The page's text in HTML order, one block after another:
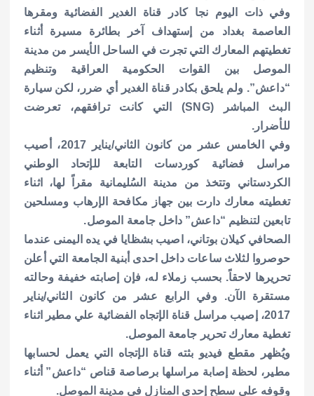
وفي ذات اليوم نجا كادر قناة الغدير الفضائية ومقرها
العاصمة بغداد من إستهداف آخر بطائرة مسيرة أثناء
تغطيتهم المعارك التي تجرت في الساحل الأيسر من مدينة
الموصل بين القوات الحكومية العراقية وتنظيم
“داعش”. ولم يلحق بكادر قناة الغدير أي ضرر، لكن سيارة
البث المباشر (SNG) التي كانت ترافقهم، تعرضت
للأضرار.
وفي الخامس عشر من كانون الثاني/يناير 2017، أصيب
مراسل فضائية كوردسات التابعة للإتحاد الوطني
الكردستاني وتتخذ من مدينة السُليمانية مقراً لها، اثناء
تغطيته معارك دارت بين جهاز مكافحة الإرهاب ومسلحين
تابعين لتنظيم “داعش” داخل جامعة الموصل.
الصحافي كيلان بوتاني، اصيب بشظايا في يده اليمنى عندما
حوصروا لثلاث ساعات داخل احدى أبنية الجامعة التي أعلن
تحريرها لاحقاً. بحسب زملاء له، فإن إصابته خفيفة وحالته
مستقرة الآن. وفي الرابع عشر من كانون الثاني/يناير
2017، إصيب مراسل قناة الإتجاه الفضائية علي مطير اثناء
تغطية معارك تحرير جامعة الموصل.
ويُظهر مقطع فيديو بثته قناة الإتجاه التي يعمل لحسابها
مطير، لحظة إصابة مراسلها برصاصة قناص “داعش” أثناء
وقوفه على سطح إحدى المنازل في مدينة الموصل.